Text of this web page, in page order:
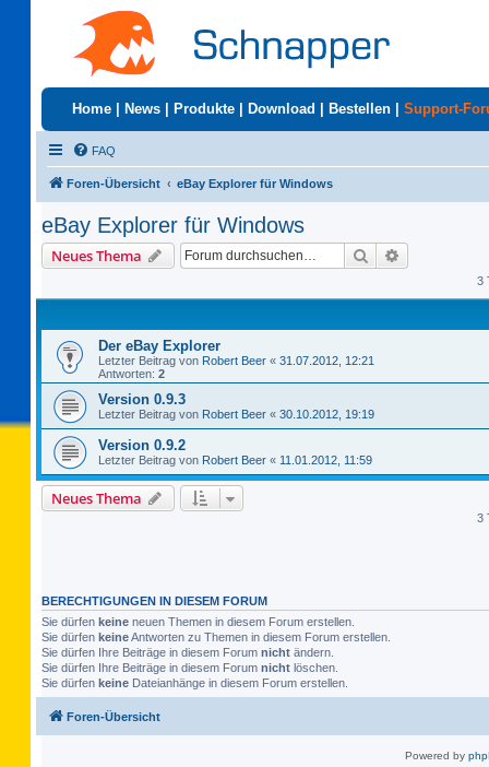
Home News Produkte Download Bestellen Support-
FAQ
Foren-Übersicht eBay Explorer für Windows
eBay Explorer für Windows
Neues Thema Suche
3
Der eBay Explorer
Letzter Beitrag von Robert Beer « 31.07.2012, 12:21
Antworten: 2
Version 0.9.3
Letzter Beitrag von Robert Beer « 30.10.2012, 19:19
Version 0.9.2
Letzter Beitrag von Robert Beer « 11.01.2012, 11:59
Neues Thema
3
BERECHTIGUNGEN IN DIESEM FORUM
Sie dürfen keine neuen Themen in diesem Forum erstellen.
Sie dürfen keineAntworten zu Themen in diesem Forum erstellen.
Sie dürfen Ihre Beiträge in diesem Forum nicht ändern.
Sie dürfen Ihre Beiträge in diesem Forum nicht löschen.
Sie dürfen keine Dateianhänge in diesem Forum erstellen.
Foren-Übersicht
Powered by